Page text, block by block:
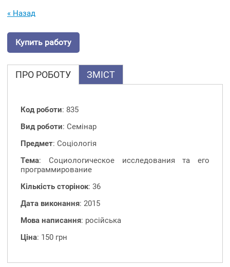
« Назад
Купить работу
ПРО РОБОТУ ЗМІСТ
Код роботи: 835
Вид роботи: Семінар
Предмет: Соціологія
Тема: Социологическое исследования та его
программирование
Кількість сторінок: 36
Дата виконання: 2015
Мова написання: російська
Ціна: 150 грн